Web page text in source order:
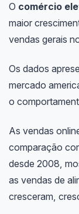
O comércio
maior
vendas gerais
Os dados
mercado
o
As vendas
comparação
desde 2008,
as vendas de
cresceram,